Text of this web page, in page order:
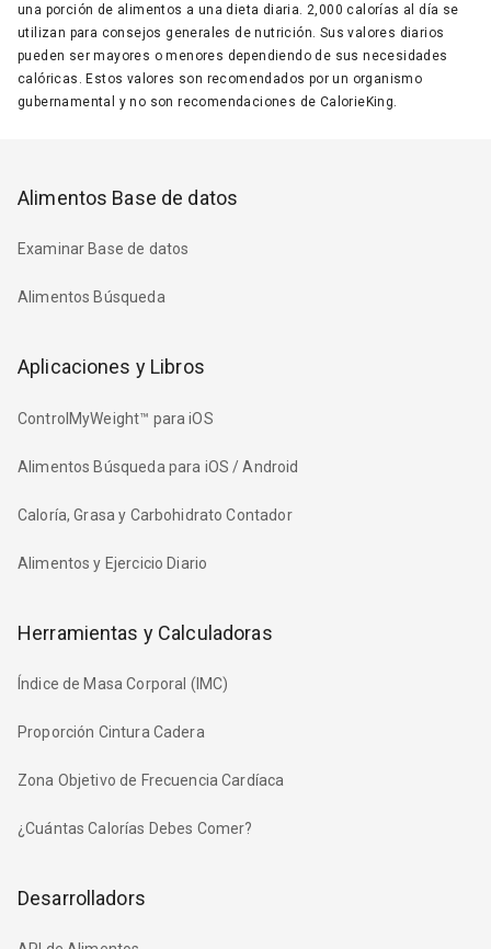
una porción de alimentos a una dieta diaria. 2,000 calorías al día se
utilizan para consejos generales de nutrición. Sus valores diarios
pueden ser mayores o menores dependiendo de sus necesidades
calóricas. Estos valores son recomendados por un organismo
gubernamental y no son recomendaciones de CalorieKing.
Alimentos Base de datos
Examinar Base de datos
Alimentos Búsqueda
Aplicaciones y Libros
ControlMyWeight™ para iOS
Alimentos Búsqueda para iOS / Android
Caloría, Grasa y Carbohidrato Contador
Alimentos y Ejercicio Diario
Herramientas y Calculadoras
Índice de Masa Corporal (IMC)
Proporción Cintura Cadera
Zona Objetivo de Frecuencia Cardíaca
¿Cuántas Calorías Debes Comer?
Desarrolladors